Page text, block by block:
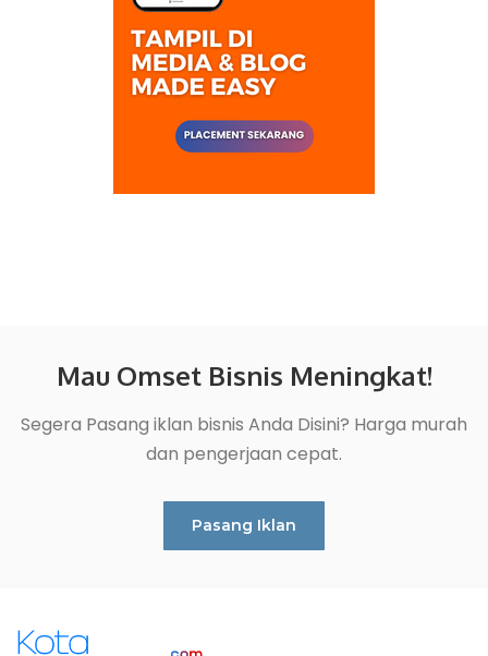
Mau Omset Bisnis Meningkat!
Segera Pasang iklan bisnis Anda Disini? Harga murah
dan pengerjaan cepat.
Pasang Iklan